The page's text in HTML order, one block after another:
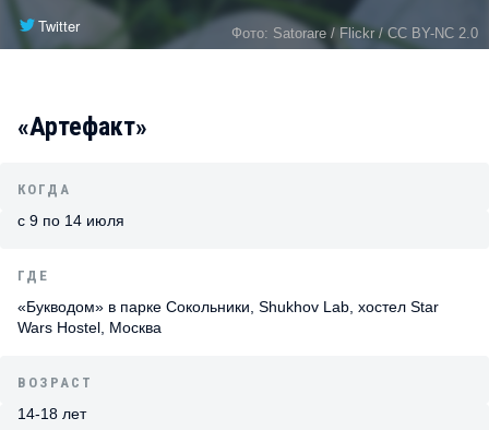
Twitter
Фото: Satorare / Flickr / CC BY-NC 2.0
«Артефакт»
КОГДА
с 9 по 14 июля
ГДЕ
«Букводом» в парке Сокольники, Shukhov Lab, хостел Star
Wars Hostel, Москва
ВОЗРАСТ
14-18 лет